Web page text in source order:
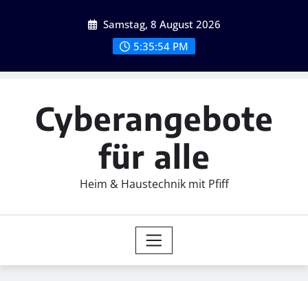
Samstag, 8 August 2026
5:35:56 PM
Cyberangebote
für alle
Heim & Haustechnik mit Pfiff